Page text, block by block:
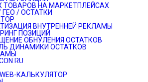
НА МАРКЕТПЛЕЙСАХ
/ ОСТАТКИ
ВНУТРЕННЕЙ РЕКЛАМЫ
ПОЗИЦИЙ
ОБНУЛЕНИЯ ОСТАТКОВ
ДИНАМИКИ ОСТАТКОВ
КАЛЬКУЛЯТОР